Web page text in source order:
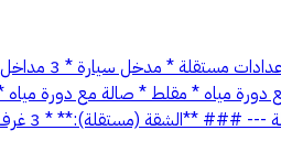
**فيلا للبيع – دورين مفصولة + شقة
مياه * مقلط * صالة مع دورة